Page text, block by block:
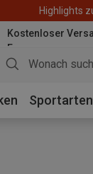
Highlights
Kostenloser
Euro
Sportarten